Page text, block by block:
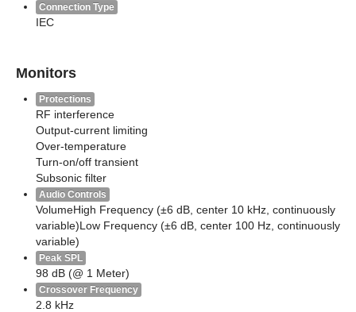
Connection Type
IEC
Monitors
Protections
RF interference
Output-current limiting
Over-temperature
Turn-on/off transient
Subsonic filter
Audio Controls
VolumeHigh Frequency (±6 dB, center 10 kHz, continuously
variable)Low Frequency (±6 dB, center 100 Hz, continuously
variable)
Peak SPL
98 dB (@ 1 Meter)
Crossover Frequency
2.8 kHz